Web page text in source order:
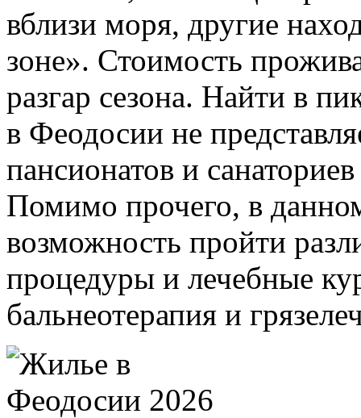
вблизи моря, другие
зоне». Стоимость
разгар сезона. Найти в
в Феодосии не
пансионатов и
Помимо прочего, в
возможность пройти
процедуры и лечебные
бальнеотерапия и